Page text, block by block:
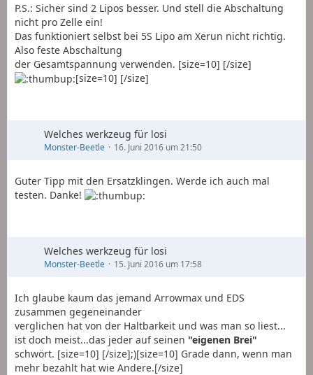
P.S.: Sicher sind 2 Lipos besser. Und stell die Abschaltung
nicht pro Zelle ein!
Das funktioniert selbst bei 5S Lipo am Xerun nicht richtig.
Also feste Abschaltung
der Gesamtspannung verwenden. [size=10] [/size]
[size=10] [/size]
Welches werkzeug für losi
Monster-Beetle 16. Juni 2016 um 21:50
Guter Tipp mit den Ersatzklingen. Werde ich auch mal
testen. Danke!
Welches werkzeug für losi
Monster-Beetle 15. Juni 2016 um 17:58
Ich glaube kaum das jemand Arrowmax und EDS
zusammen gegeneinander
verglichen hat von der Haltbarkeit und was man so liest...
ist doch meist...das jeder auf seinen "eigenen Brei"
schwört. [size=10] [/size];)[size=10] Grade dann, wenn man
mehr bezahlt hat wie Andere.[/size]